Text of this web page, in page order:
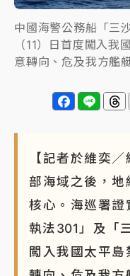
中國海警公務船「三
（11）日首度闖入
意轉向、危及我方艦
【記者於維奕
部海域之後，地
核心。海巡署證
執法301」及「
闖入我國太平